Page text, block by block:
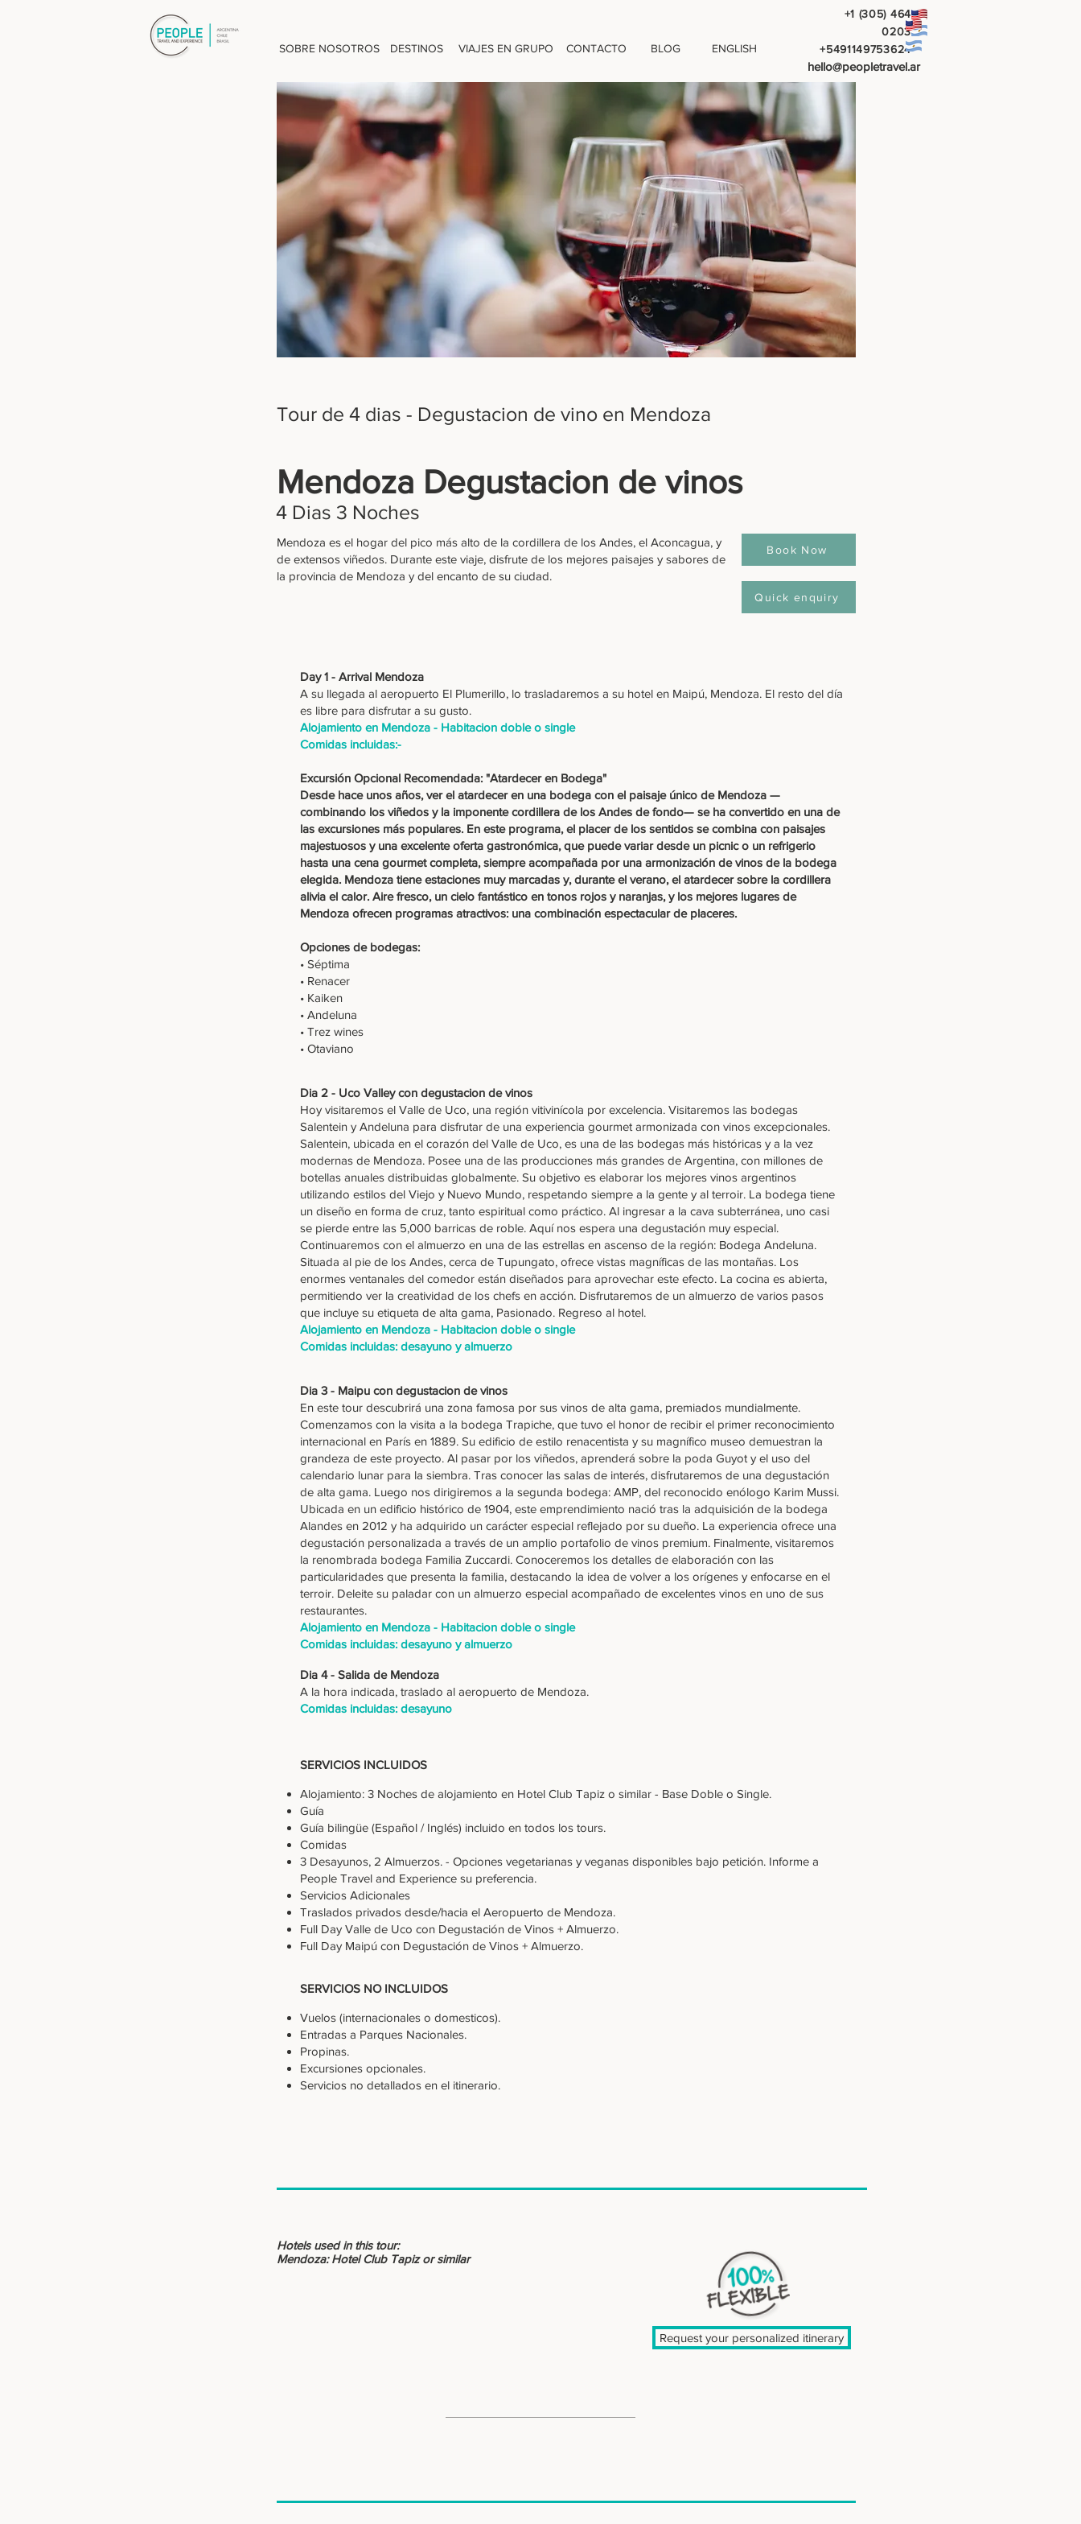
+1 (305) 464
0203
+5491149753624
hello@peopletravel.ar
DESTINOS
SOBRE NOSOTROS VIAJES EN GRUPO CONTACTO BLOG ENGLISH
Tour de 4 dias - Degustacion de vino en Mendoza
Mendoza Degustacion de vinos
4 Dias 3 Noches
Mendoza es el hogar del pico más alto de la cordillera de los Andes, el Aconcagua, y
de extensos viñedos. Durante este viaje, disfrute de los mejores paisajes y sabores de
la provincia de Mendoza y del encanto de su ciudad.
Book Now
Quick enquiry
Day 1 - Arrival Mendoza
A su llegada al aeropuerto El Plumerillo, lo trasladaremos a su hotel en Maipú, Mendoza. El resto del día
es libre para disfrutar a su gusto.
Alojamiento en Mendoza - Habitacion doble o single
Comidas incluidas:-
Excursión Opcional Recomendada: "Atardecer en Bodega"
Desde hace unos años, ver el atardecer en una bodega con el paisaje único de Mendoza —
combinando los viñedos y la imponente cordillera de los Andes de fondo— se ha convertido en una de
las excursiones más populares. En este programa, el placer de los sentidos se combina con paisajes
majestuosos y una excelente oferta gastronómica, que puede variar desde un picnic o un refrigerio
hasta una cena gourmet completa, siempre acompañada por una armonización de vinos de la bodega
elegida. Mendoza tiene estaciones muy marcadas y, durante el verano, el atardecer sobre la cordillera
alivia el calor. Aire fresco, un cielo fantástico en tonos rojos y naranjas, y los mejores lugares de
Mendoza ofrecen programas atractivos: una combinación espectacular de placeres.
Opciones de bodegas:
• Séptima
• Renacer
• Kaiken
• Andeluna
• Trez wines
• Otaviano
Dia 2 - Uco Valley con degustacion de vinos
Hoy visitaremos el Valle de Uco, una región vitivinícola por excelencia. Visitaremos las bodegas
Salentein y Andeluna para disfrutar de una experiencia gourmet armonizada con vinos excepcionales.
Salentein, ubicada en el corazón del Valle de Uco, es una de las bodegas más históricas y a la vez
modernas de Mendoza. Posee una de las producciones más grandes de Argentina, con millones de
botellas anuales distribuidas globalmente. Su objetivo es elaborar los mejores vinos argentinos
utilizando estilos del Viejo y Nuevo Mundo, respetando siempre a la gente y al terroir. La bodega tiene
un diseño en forma de cruz, tanto espiritual como práctico. Al ingresar a la cava subterránea, uno casi
se pierde entre las 5,000 barricas de roble. Aquí nos espera una degustación muy especial.
Continuaremos con el almuerzo en una de las estrellas en ascenso de la región: Bodega Andeluna.
Situada al pie de los Andes, cerca de Tupungato, ofrece vistas magníficas de las montañas. Los
enormes ventanales del comedor están diseñados para aprovechar este efecto. La cocina es abierta,
permitiendo ver la creatividad de los chefs en acción. Disfrutaremos de un almuerzo de varios pasos
que incluye su etiqueta de alta gama, Pasionado. Regreso al hotel.
Alojamiento en Mendoza - Habitacion doble o single
Comidas incluidas: desayuno y almuerzo
Dia 3 - Maipu con degustacion de vinos
En este tour descubrirá una zona famosa por sus vinos de alta gama, premiados mundialmente.
Comenzamos con la visita a la bodega Trapiche, que tuvo el honor de recibir el primer reconocimiento
internacional en París en 1889. Su edificio de estilo renacentista y su magnífico museo demuestran la
grandeza de este proyecto. Al pasar por los viñedos, aprenderá sobre la poda Guyot y el uso del
calendario lunar para la siembra. Tras conocer las salas de interés, disfrutaremos de una degustación
de alta gama. Luego nos dirigiremos a la segunda bodega: AMP, del reconocido enólogo Karim Mussi.
Ubicada en un edificio histórico de 1904, este emprendimiento nació tras la adquisición de la bodega
Alandes en 2012 y ha adquirido un carácter especial reflejado por su dueño. La experiencia ofrece una
degustación personalizada a través de un amplio portafolio de vinos premium. Finalmente, visitaremos
la renombrada bodega Familia Zuccardi. Conoceremos los detalles de elaboración con las
particularidades que presenta la familia, destacando la idea de volver a los orígenes y enfocarse en el
terroir. Deleite su paladar con un almuerzo especial acompañado de excelentes vinos en uno de sus
restaurantes.
Alojamiento en Mendoza - Habitacion doble o single
Comidas incluidas: desayuno y almuerzo
Dia 4 - Salida de Mendoza
A la hora indicada, traslado al aeropuerto de Mendoza.
Comidas incluidas: desayuno
SERVICIOS INCLUIDOS
Alojamiento: 3 Noches de alojamiento en Hotel Club Tapiz o similar - Base Doble o Single.
Guía
Guía bilingüe (Español / Inglés) incluido en todos los tours.
Comidas
3 Desayunos, 2 Almuerzos. - Opciones vegetarianas y veganas disponibles bajo petición. Informe a
People Travel and Experience su preferencia.
Servicios Adicionales
Traslados privados desde/hacia el Aeropuerto de Mendoza.
Full Day Valle de Uco con Degustación de Vinos + Almuerzo.
Full Day Maipú con Degustación de Vinos + Almuerzo.
SERVICIOS NO INCLUIDOS
Vuelos (internacionales o domesticos).
Entradas a Parques Nacionales.
Propinas.
Excursiones opcionales.
Servicios no detallados en el itinerario.
Hotels used in this tour:
Mendoza: Hotel Club Tapiz or similar
Request your personalized itinerary